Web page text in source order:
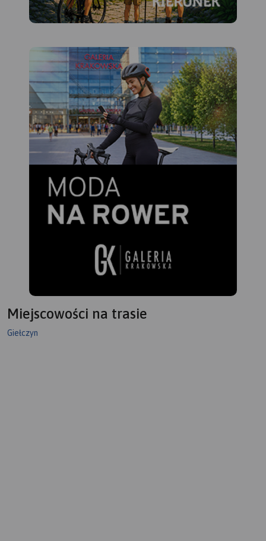
znajdują się: zamki, pałace,
cuda przyrody, wyróżniające
się miejsca widokowe i
panoramy. Mapę offline
można zakupić w aplikacji
Traseo na urządzenia
mobilne.Rok wydania 2022
Miejscowości na trasie
Giełczyn